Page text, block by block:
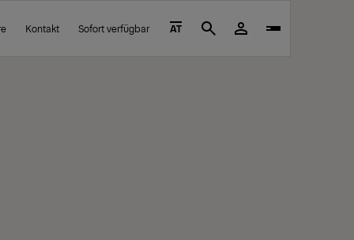
Kontakt Sofort verfügbar AT Search